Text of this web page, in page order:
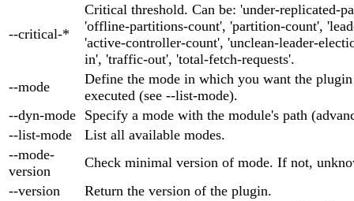
--critical-*
Critical threshold. Can be: 'under-replicated-
'offline-partitions-count', 'partition-count',
'active-controller-count', 'unclean-leader-
in', 'traffic-out', 'total-fetch-requests'.
--mode
Define the mode in which you want the
executed (see --list-mode).
--dyn-mode Specify a mode with the module's path
--list-mode
List all available modes.
--mode-
version
Check minimal version of mode. If not,
--version
Return the version of the plugin.